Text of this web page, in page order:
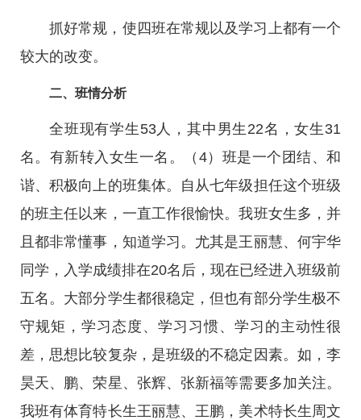
抓好常规，使四班在常规以及学习上都有一个
较大的改变。
二、班情分析
全班现有学生53人，其中男生22名，女生31
名。有新转入女生一名。（4）班是一个团结、和
谐、积极向上的班集体。自从七年级担任这个班级
的班主任以来，一直工作很愉快。我班女生多，并
且都非常懂事，知道学习。尤其是王丽慧、何宇华
同学，入学成绩排在20名后，现在已经进入班级前
五名。大部分学生都很稳定，但也有部分学生极不
守规矩，学习态度、学习习惯、学习的主动性很
差，思想比较复杂，是班级的不稳定因素。如，李
昊天、鹏、荣星、张辉、张新福等需要多加关注。
我班有体育特长生王丽慧、王鹏，美术特长生周文